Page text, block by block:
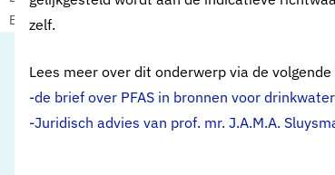
Europese regelgeving
zelf.
Lees meer over dit onderwerp via de volgende
-de brief over PFAS in bronnen voor
-Juridisch advies van prof. mr. J.A.M.A.